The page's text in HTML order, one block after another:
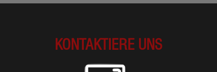
KONTAKTIERE UNS